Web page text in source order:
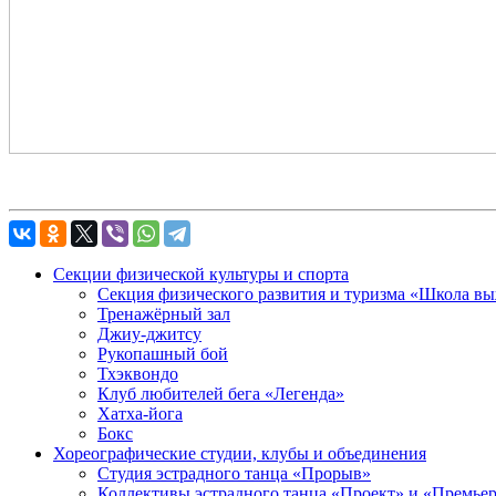
Секции физической культуры и спорта
Секция физического развития и туризма «Школа
Тренажёрный зал
Джиу-джитсу
Рукопашный бой
Тхэквондо
Клуб любителей бега «Легенда»
Хатха-йога
Бокс
Хореографические студии, клубы и объединения
Студия эстрадного танца «Прорыв»